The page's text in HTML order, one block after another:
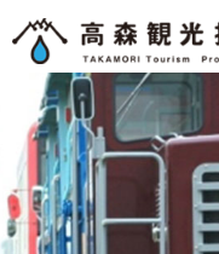
En
高